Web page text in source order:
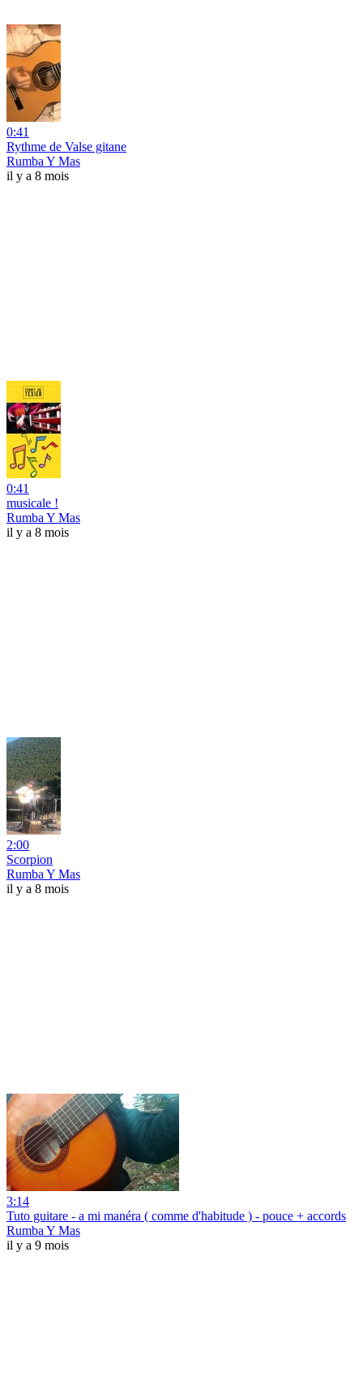
0:41
Rythme de Valse gitane
Rumba Y Mas
il y a 8 mois
0:41
musicale !
Rumba Y Mas
il y a 8 mois
2:00
Scorpion
Rumba Y Mas
il y a 8 mois
3:14
Tuto guitare - a mi manéra ( comme d'habitude ) - pouce + accords
Rumba Y Mas
il y a 9 mois